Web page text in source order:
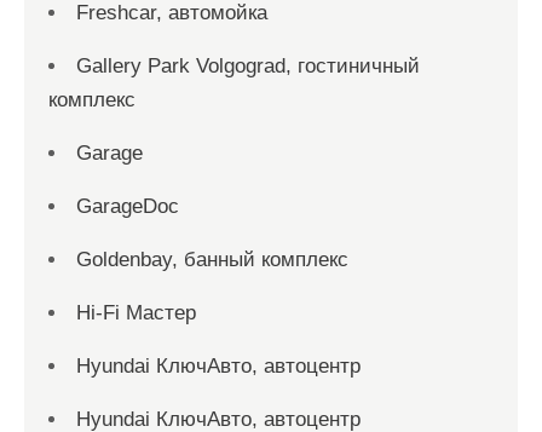
Freshcar, автомойка
Gallery Park Volgograd, гостиничный
комплекс
Garage
GarageDoc
Goldenbay, банный комплекс
Hi-Fi Мастер
Hyundai КлючАвто, автоцентр
Hyundai КлючАвто, автоцентр